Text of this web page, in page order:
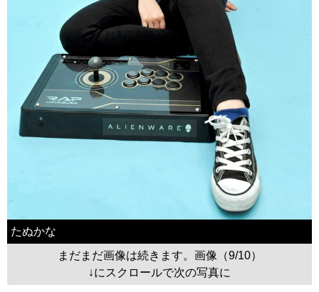
たぬかな
まだまだ画像は続きます。画像（9/10）
↓にスクロールで次の写真に